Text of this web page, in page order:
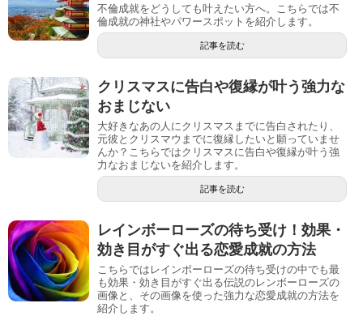
不倫成就をどうしても叶えたい方へ。こちらでは不
倫成就の神社やパワースポットを紹介します。
記事を読む
クリスマスに告白や復縁が叶う強力な
おまじない
大好きなあの人にクリスマスまでに告白されたり、
元彼とクリスマウまでに復縁したいと願っていませ
んか？こちらではクリスマスに告白や復縁が叶う強
力なおまじないを紹介します。
記事を読む
レインボーローズの待ち受け！効果・
効き目がすぐ出る恋愛成就の方法
こちらではレインボーローズの待ち受けの中でも最
も効果・効き目がすぐ出る伝説のレンボーローズの
画像と、その画像を使った強力な恋愛成就の方法を
紹介します。